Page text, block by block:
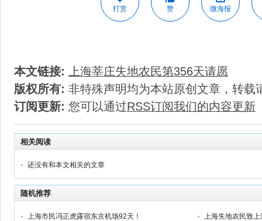
打赏 赞 微海报
本文链接:
上海莘庄失地农民第356天请愿
版权所有: 非特殊声明均为本站原创文章，转载
订阅更新: 您可以通过RSS订阅我们的内容更新
相关阅读
还没有和本文相关的文章
随机推荐
上海市民冯正虎露宿东京机场92天！
上海失地农民致